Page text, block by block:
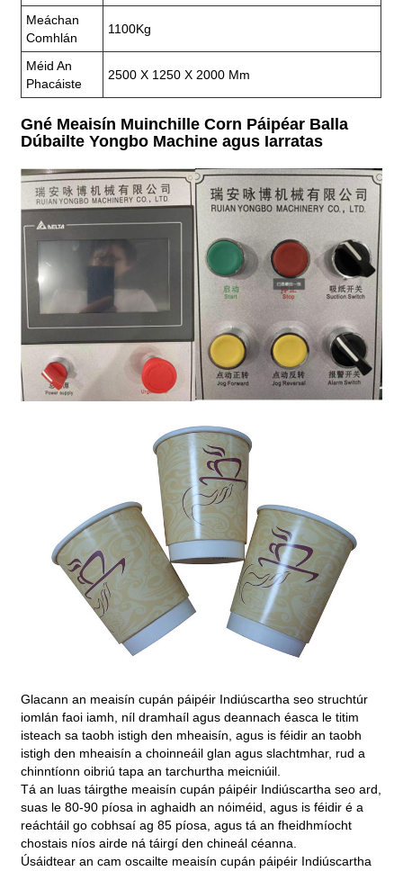
Meáchan
Comhlán
1100Kg
Méid An
Phacáiste
2500 X 1250 X 2000 Mm
Gné Meaisín Muinchille Corn Páipéar Balla
Dúbailte Yongbo Machine agus Iarratas
Glacann an meaisín cupán páipéir Indiúscartha seo struchtúr
iomlán faoi iamh, níl dramhaíl agus deannach éasca le titim
isteach sa taobh istigh den mheaisín, agus is féidir an taobh
istigh den mheaisín a choinneáil glan agus slachtmhar, rud a
chinntíonn oibriú tapa an tarchurtha meicniúil.
Tá an luas táirgthe meaisín cupán páipéir Indiúscartha seo ard,
suas le 80-90 píosa in aghaidh an nóiméid, agus is féidir é a
reáchtáil go cobhsaí ag 85 píosa, agus tá an fheidhmíocht
chostais níos airde ná táirgí den chineál céanna.
Úsáidtear an cam oscailte meaisín cupán páipéir Indiúscartha